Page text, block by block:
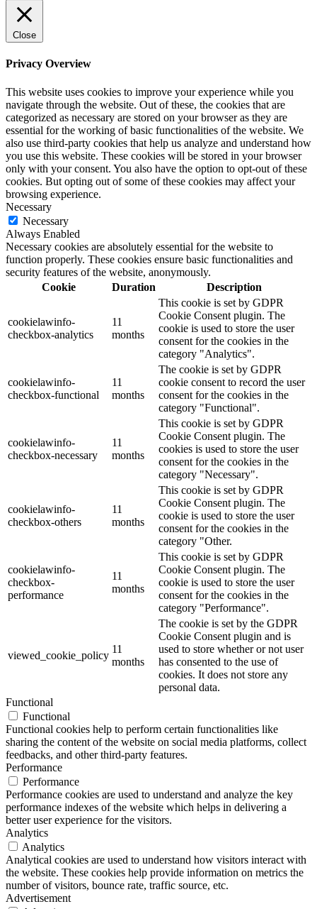
Close
Privacy Overview
This website uses cookies to improve your experience while you
navigate through the website. Out of these, the cookies that are
categorized as necessary are stored on your browser as they are
essential for the working of basic functionalities of the website. We
also use third-party cookies that help us analyze and understand how
you use this website. These cookies will be stored in your browser
only with your consent. You also have the option to opt-out of these
cookies. But opting out of some of these cookies may affect your
browsing experience.
Necessary
Necessary
Always Enabled
Necessary cookies are absolutely essential for the website to
function properly. These cookies ensure basic functionalities and
security features of the website, anonymously.
Cookie
Duration Description
cookielawinfo-
checkbox-analytics
11
months
This cookie is set by GDPR
Cookie Consent plugin. The
cookie is used to store the user
consent for the cookies in the
category "Analytics".
cookielawinfo-
checkbox-functional
11
months
The cookie is set by GDPR
cookie consent to record the user
consent for the cookies in the
category "Functional".
cookielawinfo-
checkbox-necessary
11
months
This cookie is set by GDPR
Cookie Consent plugin. The
cookies is used to store the user
consent for the cookies in the
category "Necessary".
cookielawinfo-
checkbox-others
11
months
This cookie is set by GDPR
Cookie Consent plugin. The
cookie is used to store the user
consent for the cookies in the
category "Other.
cookielawinfo-
checkbox-
performance
11
months
This cookie is set by GDPR
Cookie Consent plugin. The
cookie is used to store the user
consent for the cookies in the
category "Performance".
viewed_cookie_policy
11
months
The cookie is set by the GDPR
Cookie Consent plugin and is
used to store whether or not user
has consented to the use of
cookies. It does not store any
personal data.
Functional
Functional
Functional cookies help to perform certain functionalities like
sharing the content of the website on social media platforms, collect
feedbacks, and other third-party features.
Performance
Performance
Performance cookies are used to understand and analyze the key
performance indexes of the website which helps in delivering a
better user experience for the visitors.
Analytics
Analytics
Analytical cookies are used to understand how visitors interact with
the website. These cookies help provide information on metrics the
number of visitors, bounce rate, traffic source, etc.
Advertisement